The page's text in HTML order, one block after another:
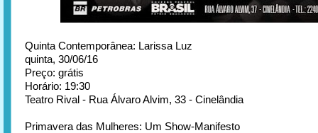
Quinta Contemporânea: Larissa Luz
quinta, 30/06/16
Preço: grátis
Horário: 19:30
Teatro Rival - Rua Álvaro Alvim, 33 - Cinelândia
Primavera das Mulheres: Um Show-Manifesto